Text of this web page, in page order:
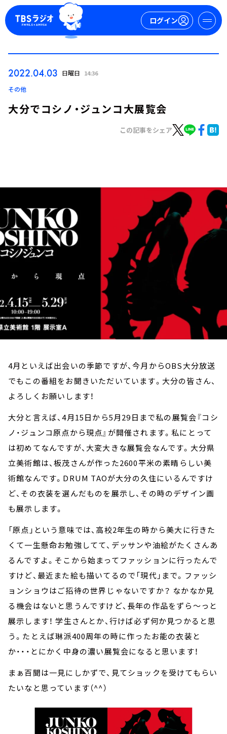
ログイン
トピックス
TBS Podcast
お知らせ
イベント・グッズ
YouTube
2022.04.03 日曜日 14:36
その他
大分でコシノ・ジュンコ大展覧会
この記事をシェア
4月といえば出会いの季節ですが、今月からOBS大分放送
でもこの番組をお聞きいただいています。大分の皆さん、
よろしくお願いします！
大分と言えば、4月15日から5月29日まで私の展覧会『コシ
ノ・ジュンコ原点から現点』が開催されます。私にとって
は初めてなんですが、大変大きな展覧会なんです。大分県
立美術館は、板茂さんが作った2600平米の素晴らしい美
術館なんです。DRUM TAOが大分の久住にいるんですけ
ど、その衣装を選んだものを展示し、その時のデザイン画
も展示します。
「原点」という意味では、高校2年生の時から美大に行きた
くて一生懸命お勉強してて、デッサンや油絵がたくさんあ
るんですよ。そこから始まってファッションに行ったんで
すけど、最近また絵も描いてるので「現代」まで。ファッシ
ョンショウはご招待の世界じゃないですか？ なかなか見
る機会はないと思うんですけど、長年の作品をずら～っと
展示します！ 学生さんとか、行けば必ず何か見つかると思
う。たとえば琳派400周年の時に作ったお能の衣装と
か・・・とにかく中身の濃い展覧会になると思います！
まぁ百聞は一見にしかずで、見てショックを受けてもらい
たいなと思っています（^^）